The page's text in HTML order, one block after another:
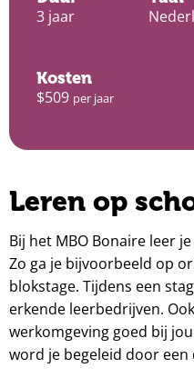
3 jaar
Kosten
$509 per jaar
Leren op
Bij het MBO Bonaire leer
Zo ga je bijvoorbeeld op
blokstage. Tijdens een
erkende leerbedrijven.
werkomgeving goed bij
word je begeleid door een